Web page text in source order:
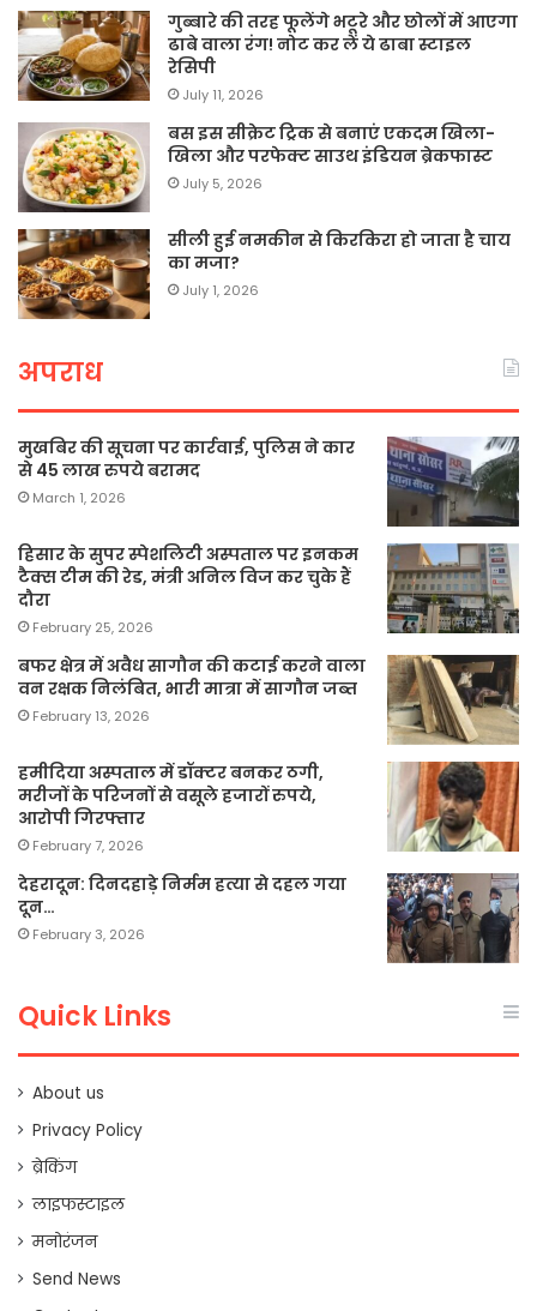
गुब्बारे की तरह फूलेंगे भटूरे और छोलों में आएगा
ढाबे वाला रंग! नोट कर लें ये ढाबा स्टाइल
रेसिपी
July 11, 2026
बस इस सीक्रेट ट्रिक से बनाएं एकदम खिला-
खिला और परफेक्ट साउथ इंडियन ब्रेकफास्ट
July 5, 2026
सीली हुई नमकीन से किरकिरा हो जाता है चाय
का मजा?
July 1, 2026
अपराध
मुखबिर की सूचना पर कार्रवाई, पुलिस ने कार
से 45 लाख रुपये बरामद
March 1, 2026
हिसार के सुपर स्पेशलिटी अस्पताल पर इनकम
टैक्स टीम की रेड, मंत्री अनिल विज कर चुके हैं
दौरा
February 25, 2026
बफर क्षेत्र में अवैध सागौन की कटाई करने वाला
वन रक्षक निलंबित, भारी मात्रा में सागौन जब्त
February 13, 2026
हमीदिया अस्पताल में डॉक्टर बनकर ठगी,
मरीजों के परिजनों से वसूले हजारों रुपये,
आरोपी गिरफ्तार
February 7, 2026
देहरादून: दिनदहाड़े निर्मम हत्या से दहल गया
दून…
February 3, 2026
Quick Links
About us
Privacy Policy
ब्रेकिंग
लाइफस्टाइल
मनोरंजन
Send News